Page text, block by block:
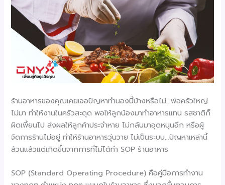
ร้านอาหารของคุณเคยเจอปัญหาทำนองนี้บ้างหรือไม่…พ่อครัวใหญ่
ไม่มา ทำให้งานในครัวสะดุด พอให้ลูกน้องมาทำอาหารแทน รสชาติก็
ผิดเพี้ยนไป ส่งผลให้ลูกค้าประจำหาย ไม่กลับมาอุดหนุนอีก หรือผู้
จัดการร้านไม่อยู่ ทำให้ร้านอาหารวุ่นวาย ไม่เป็นระบบ…ปัญหาเหล่านี้
ล้วนแล้วแต่เกิดขึ้นจากการที่ไม่ได้ทำ SOP ร้านอาหาร
SOP (Standard Operating Procedure) คือคู่มือการทำงาน